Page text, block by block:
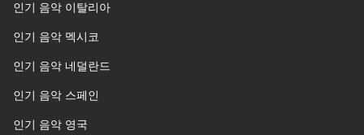
인기 음악 이탈리아
인기 음악 멕시코
인기 음악 네덜란드
인기 음악 스페인
인기 음악 영국